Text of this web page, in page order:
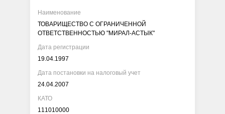
Наименование
ТОВАРИЩЕСТВО С ОГРАНИЧЕННОЙ
ОТВЕТСТВЕННОСТЬЮ "МИРАЛ-АСТЫК"
Дата регистрации
19.04.1997
Дата постановки на налоговый учет
24.04.2007
КАТО
111010000